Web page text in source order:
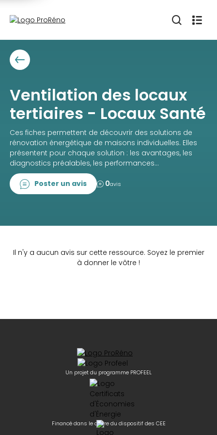
Ventilation des locaux
tertiaires - Locaux Santé
Ces fiches permettent de découvrir des solutions de
rénovation énergétique de maisons individuelles. Elles
présentent pour chaque solution : les avantages, les
diagnostics préalables, les performances...
Poster un avis 0avis
Il n'y a aucun avis sur cette ressource. Soyez le premier
à donner le vôtre !
Un projet du programme PROFEEL
Financé dans le cadre du dispositif des CEE